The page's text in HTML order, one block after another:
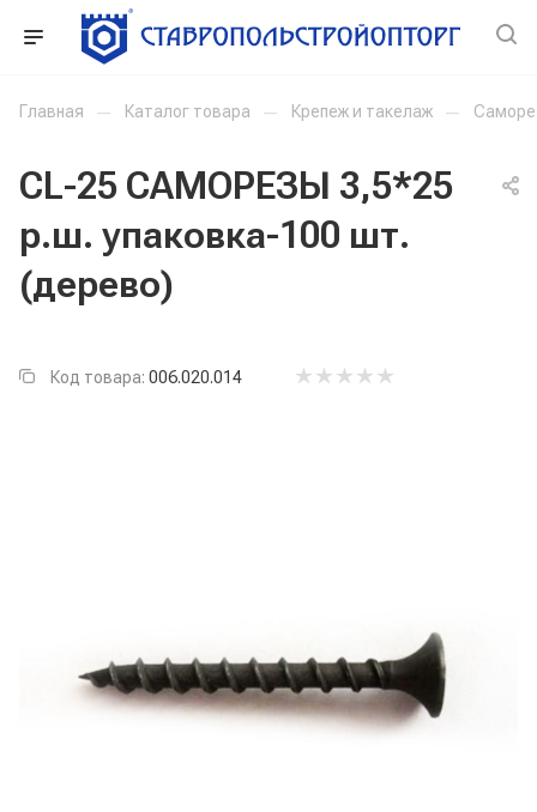
Главная — Каталог товара — Крепеж и такелаж —
CL-25 САМОРЕЗЫ 3,5*25
р.ш. упаковка-100 шт.
(дерево)
Код товара: 006.020.014